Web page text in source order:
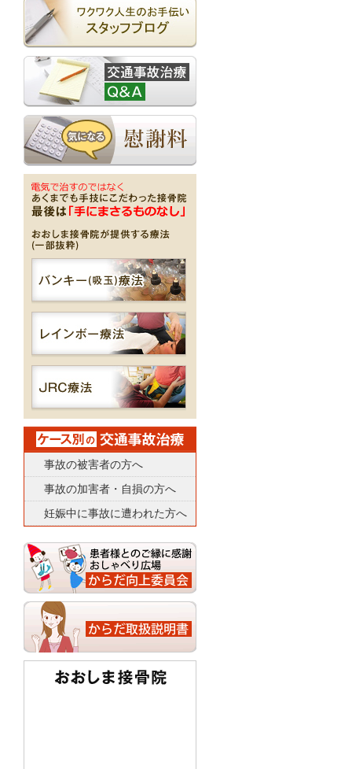
事故の被害者の方へ
事故の加害者・自損の方へ
妊娠中に事故に遭われた方へ